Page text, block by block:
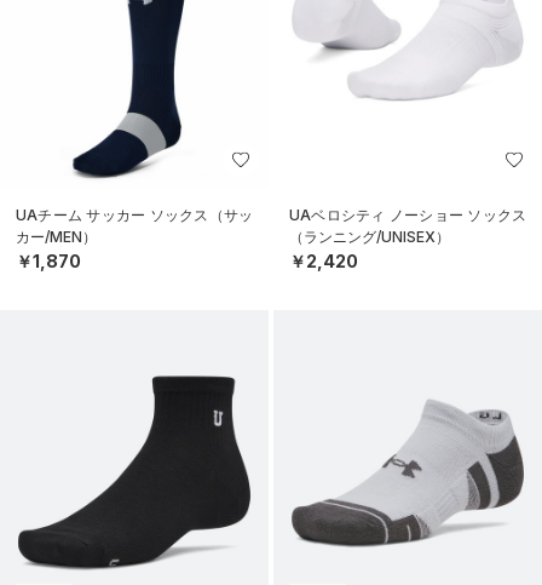
UAチーム サッカー ソックス（サッ
カー/MEN）
￥1,870
UAベロシティ ノーショー ソックス
（ランニング/UNISEX）
￥2,420